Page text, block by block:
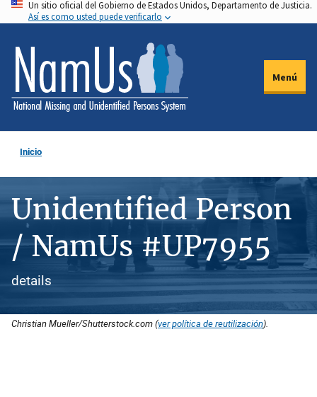
Pasar
al
contenido
principal
Un sitio oficial del Gobierno de Estados Unidos, Departamento de Justicia.
Así es como usted puede verificarlo
Menú
Inicio
Unidentified Person
/ NamUs #UP7955
details
Christian Mueller/Shutterstock.com (ver política de reutilización).